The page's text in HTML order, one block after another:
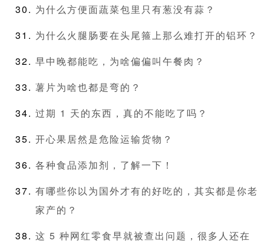
为什么方便面蔬菜包里只有葱没有蒜？
为什么火腿肠要在头尾箍上那么难打开的铝环？
早中晚都能吃，为啥偏偏叫午餐肉？
薯片为啥也都是弯的？
过期 1 天的东西，真的不能吃了吗？
开心果居然是危险运输货物？
各种食品添加剂，了解一下！
有哪些你以为国外才有的好吃的，其实都是你老
家产的？
这 5 种网红零食早就被查出问题，很多人还在